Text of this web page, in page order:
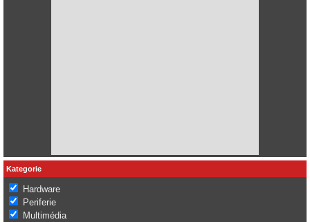
Kategorie
Hardware
Periferie
Multimédia